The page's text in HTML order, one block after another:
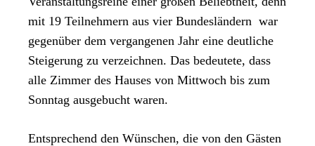
mit 19 Teilnehmern aus vier Bundesländern war
gegenüber dem vergangenen Jahr eine deutliche
Steigerung zu verzeichnen. Das bedeutete, dass
alle Zimmer des Hauses von Mittwoch bis zum
Sonntag ausgebucht waren.
Entsprechend den Wünschen, die von den Gästen